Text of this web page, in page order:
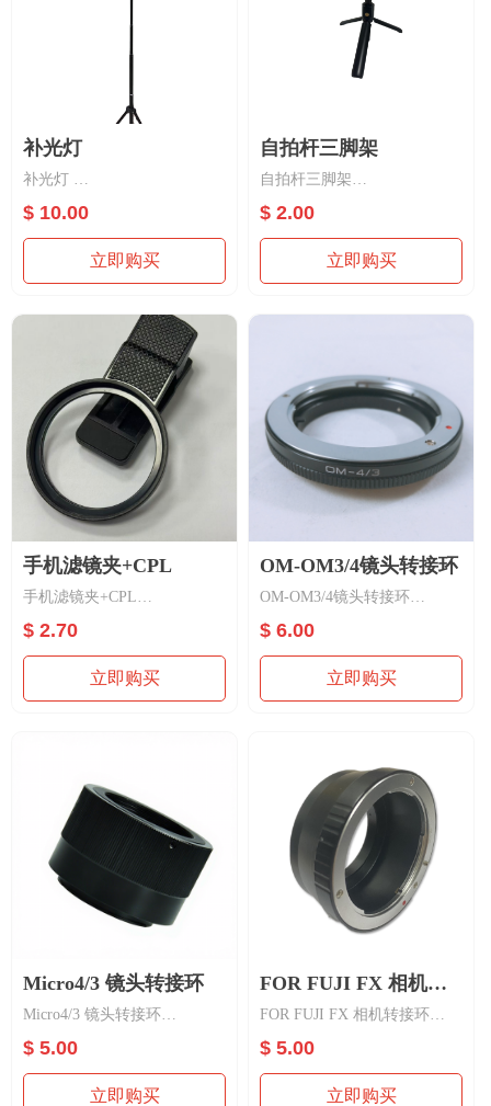
补光灯
补光灯
材质：塑胶，LED
$ 10.00
立即购买
自拍杆三脚架
自拍杆三脚架
材质：塑胶+铝合金/不锈钢
$ 2.00
立即购买
手机滤镜夹+CPL
手机滤镜夹+CPL
尺寸：37mm /52mm
滤镜材质：玻璃+铝合金
适用手机摄影
$ 2.70
立即购买
OM-OM3/4镜头转接环
OM-OM3/4镜头转接环
材质：铝合金
$ 6.00
立即购买
Micro4/3 镜头转接环
Micro4/3 镜头转接环
材质：铝合金
$ 5.00
立即购买
FOR FUJI FX 相机转
接环
FOR FUJI FX 相机转接环
材质：铝合金
for FUJI 相机
$ 5.00
立即购买